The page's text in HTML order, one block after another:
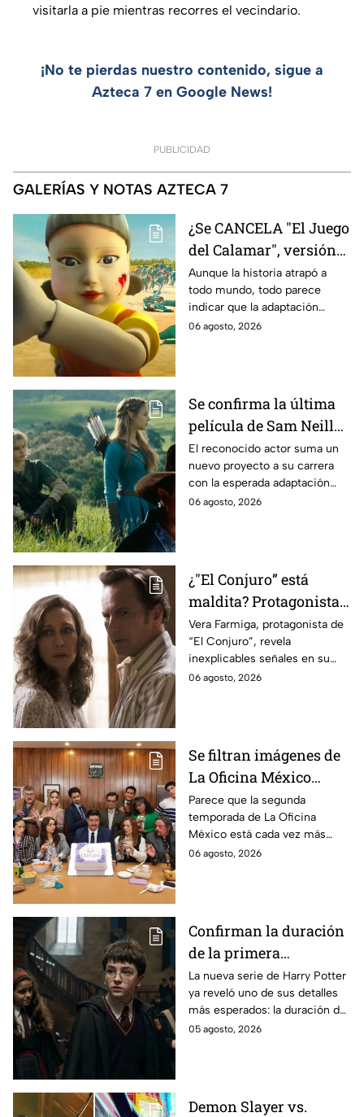
visitarla a pie mientras recorres el vecindario.
¡No te pierdas nuestro contenido, sigue a
Azteca 7 en Google News!
PUBLICIDAD
GALERÍAS Y NOTAS AZTECA 7
¿Se CANCELA "El Juego
del Calamar", versión
Estados Unidos? Esto
es lo que se sabe al
momento
Aunque la historia atrapó a
todo mundo, todo parece
indicar que la adaptación
podría ser cancelada:
06 agosto, 2026
Se confirma la última
película de Sam Neill
antes de morir: esto es
lo que se sabe hasta
ahora
El reconocido actor suma un
nuevo proyecto a su carrera
con la esperada adaptación
cinematográfica del popular
06 agosto, 2026
¿"El Conjuro” está
maldita? Protagonista
revela INQUIETANTES
señales en su cuerpo
durante la grabación de
la película
Vera Farmiga, protagonista de
“El Conjuro”, revela
inexplicables señales en su
cuerpo durante el rodaje de la
06 agosto, 2026
Se filtran imágenes de
La Oficina México
temporada 2 y un
detalle desata teorías
entre los fans
Parece que la segunda
temporada de La Oficina
México está cada vez más
cerca, pues el elenco ya se
06 agosto, 2026
Confirman la duración
de la primera
temporada de Harry
Potter y emocionará a
los fans de los libros
La nueva serie de Harry Potter
ya reveló uno de sus detalles
más esperados: la duración de
la primera temporada basada
05 agosto, 2026
Demon Slayer vs.